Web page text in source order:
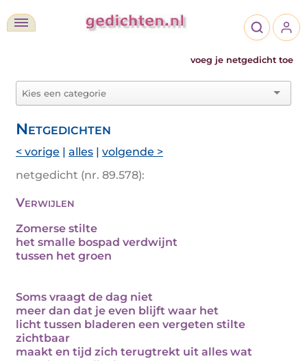
voeg je netgedicht toe
Netgedichten
< vorige | alles | volgende >
netgedicht (nr. 89.578):
Verwijlen
Zomerse stilte
het smalle bospad verdwijnt
tussen het groen
Soms vraagt de dag niet
meer dan dat je even blijft waar het
licht tussen bladeren een vergeten stilte
zichtbaar
maakt en tijd zich terugtrekt uit alles wat